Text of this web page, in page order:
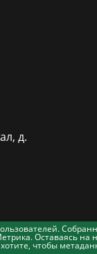
Оставаясь
чтобы
д.